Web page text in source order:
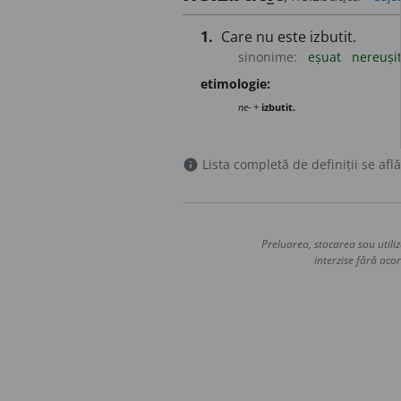
1. Care nu este izbutit.
sinonime: eșuat
nereușit
etimologie:
ne- + izbutit.
info Lista completă de definiții se
Preluarea, stocarea sau
interzise fără